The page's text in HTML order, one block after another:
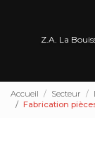
Z.A. La
Accueil Secteur
Fabrication